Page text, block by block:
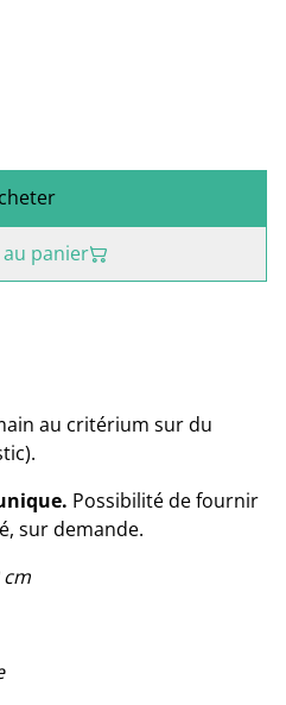
panier
au critérium sur du
Possibilité de fournir
sur demande.